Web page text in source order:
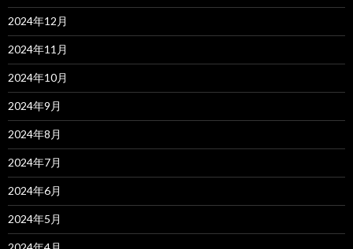
2024年12月
2024年11月
2024年10月
2024年9月
2024年8月
2024年7月
2024年6月
2024年5月